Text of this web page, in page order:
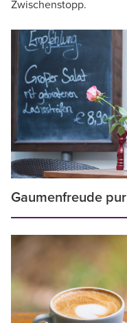
Zwischenstopp.
Gaumenfreude pur